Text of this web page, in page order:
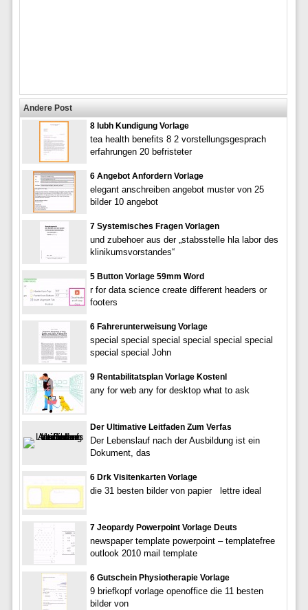
Andere Post
8 Iubh Kundigung Vorlage
tea health benefits 8 2 vorstellungsgesprach
erfahrungen 20 befristeter
6 Angebot Anfordern Vorlage
elegant anschreiben angebot muster von 25
bilder 10 angebot
7 Systemisches Fragen Vorlagen
und zubehoer aus der „stabsstelle hla labor des
klinikumsvorstandes“
5 Button Vorlage 59mm Word
r for data science create different headers or
footers
6 Fahrerunterweisung Vorlage
special special special special special special
special special John
9 Rentabilitatsplan Vorlage Kostenl
any for web any for desktop what to ask
Der Ultimative Leitfaden Zum Verfas
Der Lebenslauf nach der Ausbildung ist ein
Dokument, das
6 Drk Visitenkarten Vorlage
die 31 besten bilder von papier lettre ideal
7 Jeopardy Powerpoint Vorlage Deuts
newspaper template powerpoint – templatefree
outlook 2010 mail template
6 Gutschein Physiotherapie Vorlage
9 briefkopf vorlage openoffice die 11 besten
bilder von